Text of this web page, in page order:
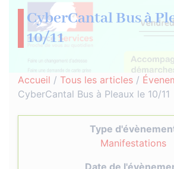
CyberCantal Bus à
10/11
Accueil / Tous les articles /
CyberCantal Bus à Pleaux le 10/11
Type
Manifestations
Date de